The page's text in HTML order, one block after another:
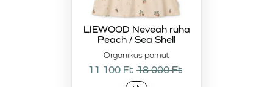
Organikus pamut
LIEWOOD Neveah ruha
Peach / Sea Shell
11 100 Ft 18 000 Ft